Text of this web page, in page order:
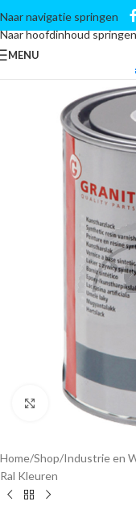
Naar navigatie springen
Naar hoofdinhoud springen
MENU
Klik om te
Home/Shop/Industrie en
Ral Kleuren